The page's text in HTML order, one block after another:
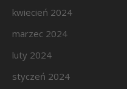
kwiecień 2024
marzec 2024
luty 2024
styczeń 2024